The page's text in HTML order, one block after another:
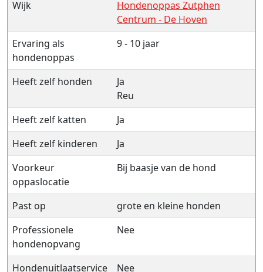
Wijk
Hondenoppas Zutphen
Centrum - De Hoven
Ervaring als
hondenoppas
9 - 10 jaar
Heeft zelf honden
Ja
Reu
Heeft zelf katten
Ja
Heeft zelf kinderen
Ja
Voorkeur
oppaslocatie
Bij baasje van de hond
Past op
grote en kleine honden
Professionele
hondenopvang
Nee
Hondenuitlaatservice
Nee